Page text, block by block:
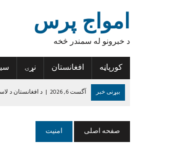
امواج پرس
د خبرونو له سمندر څخه
کورپاڼه
افغانستان نړۍ
بیړنی خبر آگست 6, 2026 | د افغانستان د
تازه درجه‌بندي؛ پنځه افغان
آگست 5, 2026
| نورستان کې ۱۹ تاریخي سیمې او اثار ثبت شوي
صفحه اصلی امنیت